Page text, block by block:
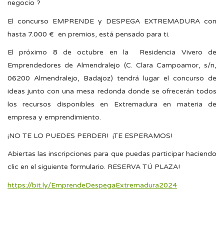
negocio ?
El concurso EMPRENDE y DESPEGA EXTREMADURA con
hasta 7.000 € en premios, está pensado para ti.
El próximo 8 de octubre en la Residencia Vivero de
Emprendedores de Almendralejo (C. Clara Campoamor, s/n,
06200 Almendralejo, Badajoz) tendrá lugar el concurso de
ideas junto con una mesa redonda donde se ofrecerán todos
los recursos disponibles en Extremadura en materia de
empresa y emprendimiento.
¡NO TE LO PUEDES PERDER! ¡TE ESPERAMOS!
Abiertas las inscripciones para que puedas participar haciendo
clic en el siguiente formulario. RESERVA TÚ PLAZA!
https://bit.ly/EmprendeDespegaExtremadura2024